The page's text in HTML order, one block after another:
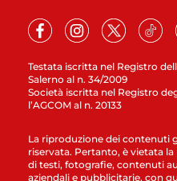
Testata iscritta nel Registro
Salerno al n. 34/2009
Società iscritta nel Registro
l’AGCOM al n. 20133
La riproduzione dei contenuti
riservata. Pertanto, è vietata la
di testi, fotografie, contenuti
aziendali e pubblicitarie, con